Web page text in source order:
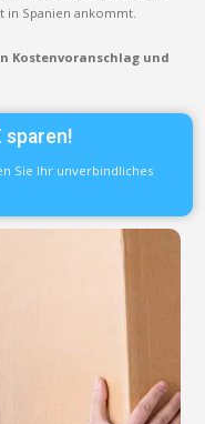
in Spanien ankommt.
Kostenvoranschlag und
sparen!
Sie Ihr unverbindliches